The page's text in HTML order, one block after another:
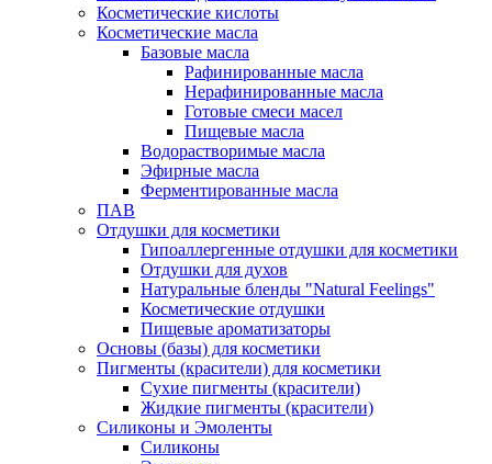
Косметические кислоты
Косметические масла
Базовые масла
Рафинированные масла
Нерафинированные масла
Готовые смеси масел
Пищевые масла
Водорастворимые масла
Эфирные масла
Ферментированные масла
ПАВ
Отдушки для косметики
Гипоаллергенные отдушки для косметики
Отдушки для духов
Натуральные бленды "Natural Feelings"
Косметические отдушки
Пищевые ароматизаторы
Основы (базы) для косметики
Пигменты (красители) для косметики
Сухие пигменты (красители)
Жидкие пигменты (красители)
Силиконы и Эмоленты
Силиконы